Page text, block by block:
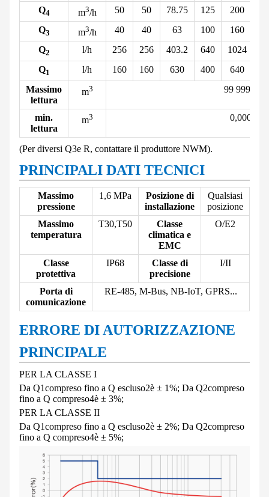
Q4 m3/h 50 50 78.75 125 200
Q3 m3/h 40 40 63 100 160
Q2 l/h 256 256 403.2 640 1024
Q1 l/h 160 160 630 400 640
Massimo
lettura
m3 99 999.999
min.
lettura
m3 0,00001
(Per diversi Q3e R, contattare il produttore NWM).
PRINCIPALI DATI TECNICI
Massimo
pressione
1,6 MPa
Posizione di
installazione
Qualsiasi
posizione
Massimo
temperatura
T30,T50
Classe
climatica e
EMC
O/E2
Classe
protettiva
IP68
Classe di
precisione
I/II
Porta di
comunicazione
RE-485, M-Bus, NB-IoT, GPRS...
ERRORE DI AUTORIZZAZIONE
PRINCIPALE
PER LA CLASSE I
Da Q1compreso fino a Q escluso2è ± 1%; Da Q2compreso
fino a Q compreso4è ± 3%;
PER LA CLASSE II
Da Q1compreso fino a Q escluso2è ± 2%; Da Q2compreso
fino a Q compreso4è ± 5%;